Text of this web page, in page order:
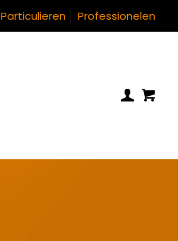
Particulieren Professionelen